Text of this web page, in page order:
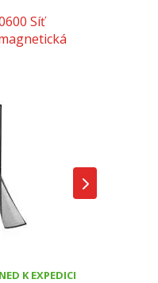
Síť
K EXPEDICI